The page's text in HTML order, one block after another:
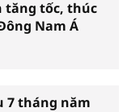
tăng tốc, thúc
Nam Á
7 tháng năm